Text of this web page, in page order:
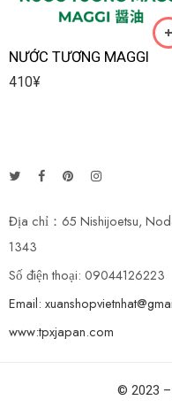
NƯỚC TƯƠNG MAGGI
410¥
Địa chỉ：65 Nishijoetsu,
1343
Số điện thoại: 09044126223
Email:
www:tpxjapan.com
© 2023 –